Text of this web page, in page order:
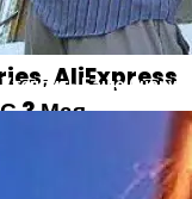
Баню
AliExpress
3 Мая